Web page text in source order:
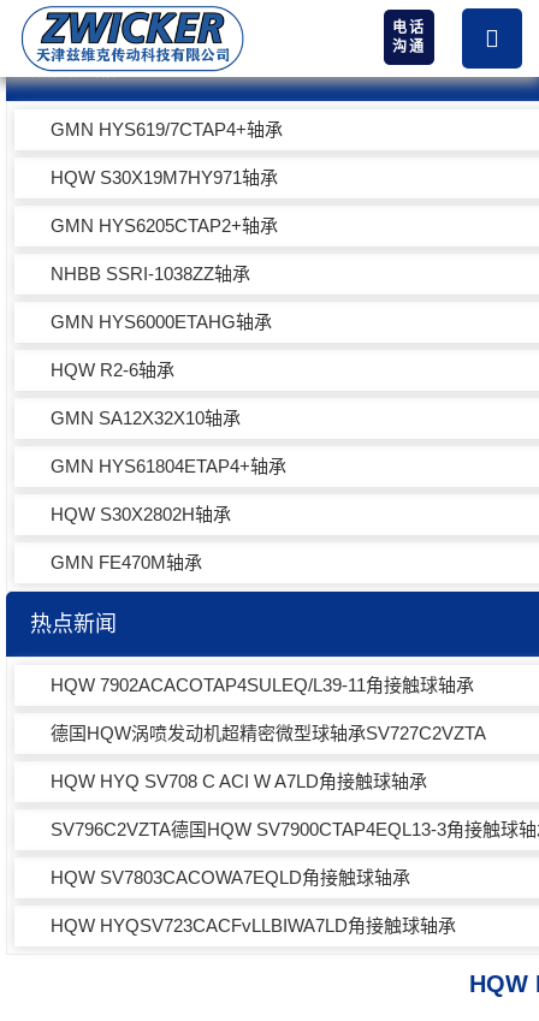
电话
沟通
热卖产品
GMN HYS619/7CTAP4+轴承
HQW S30X19M7HY971轴承
GMN HYS6205CTAP2+轴承
NHBB SSRI-1038ZZ轴承
GMN HYS6000ETAHG轴承
HQW R2-6轴承
GMN SA12X32X10轴承
GMN HYS61804ETAP4+轴承
HQW S30X2802H轴承
GMN FE470M轴承
热点新闻
HQW 7902ACACOTAP4SULEQ/L39-11角接触球轴承
德国HQW涡喷发动机超精密微型球轴承SV727C2VZTA
HQW HYQ SV708 C ACI W A7LD角接触球轴承
SV796C2VZTA德国HQW SV7900CTAP4EQL13-3角接触球
HQW SV7803CACOWA7EQLD角接触球轴承
HQW HYQSV723CACFvLLBIWA7LD角接触球轴承
HQW